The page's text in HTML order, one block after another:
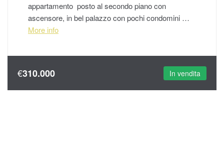
appartamento posto al secondo piano con
ascensore, in bel palazzo con pochi condomini …
More info
€310.000 In vendita